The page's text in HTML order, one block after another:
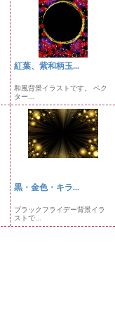
紅葉、紫和柄玉...
和風背景イラストです。 ベク
ター...
黒・金色・キラ...
ブラックフライデー背景イラ
ストで...